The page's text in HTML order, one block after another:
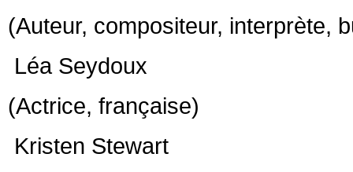
(Auteur, compositeur, interprète,
Léa Seydoux
(Actrice, française)
Kristen Stewart